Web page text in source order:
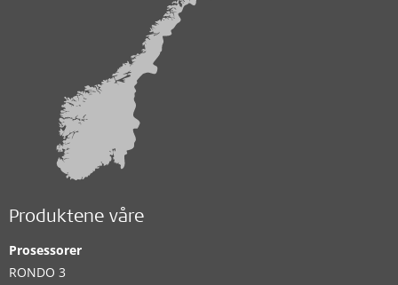
Produktene våre
Prosessorer
RONDO 3